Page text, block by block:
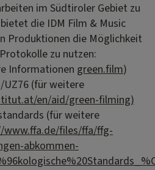
im Südtiroler Gebiet zu
die IDM Film & Music
Produktionen die Möglichkeit
zu nutzen:
Informationen green.film)
UZ76 (für weitere
en/aid/green-filming)
(für weitere
files/ffa/ffg-
abkommen-